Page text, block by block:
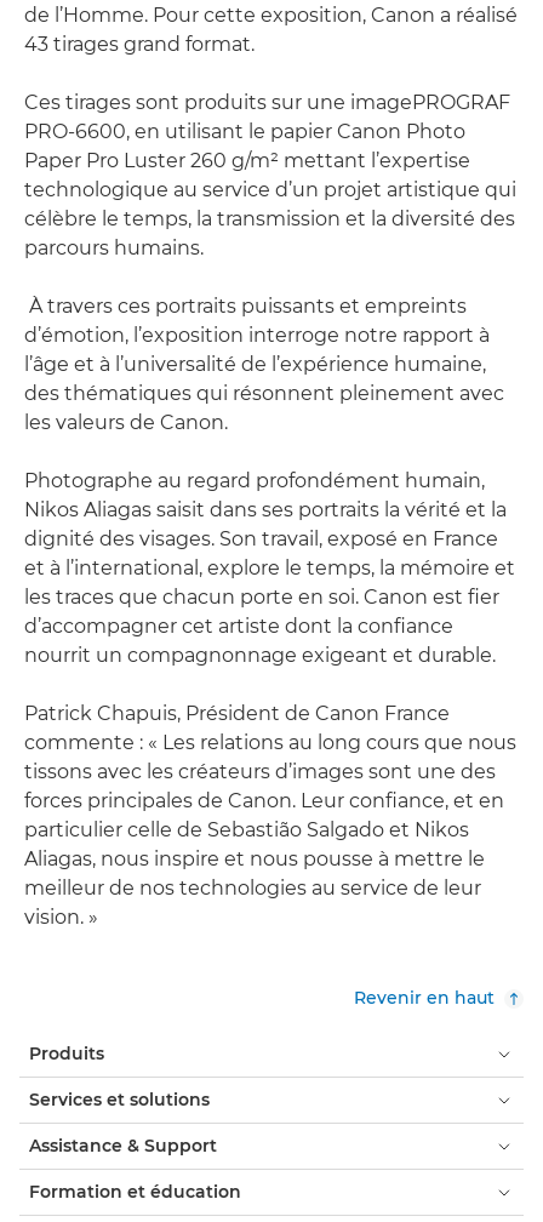
de l’Homme. Pour cette exposition, Canon a réalisé
43 tirages grand format.
Ces tirages sont produits sur une imagePROGRAF
PRO-6600, en utilisant le papier Canon Photo
Paper Pro Luster 260 g/m² mettant l’expertise
technologique au service d’un projet artistique qui
célèbre le temps, la transmission et la diversité des
parcours humains.
À travers ces portraits puissants et empreints
d’émotion, l’exposition interroge notre rapport à
l’âge et à l’universalité de l’expérience humaine,
des thématiques qui résonnent pleinement avec
les valeurs de Canon.
Photographe au regard profondément humain,
Nikos Aliagas saisit dans ses portraits la vérité et la
dignité des visages. Son travail, exposé en France
et à l’international, explore le temps, la mémoire et
les traces que chacun porte en soi. Canon est fier
d’accompagner cet artiste dont la confiance
nourrit un compagnonnage exigeant et durable.
Patrick Chapuis, Président de Canon France
commente : « Les relations au long cours que nous
tissons avec les créateurs d’images sont une des
forces principales de Canon. Leur confiance, et en
particulier celle de Sebastião Salgado et Nikos
Aliagas, nous inspire et nous pousse à mettre le
meilleur de nos technologies au service de leur
vision. »
Revenir en haut
Produits
Services et solutions
Assistance & Support
Formation et éducation